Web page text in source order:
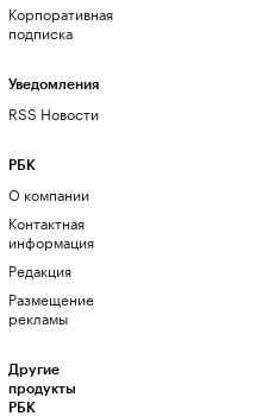
Корпоративная
подписка
Уведомления
RSS Новости
РБК
О компании
Контактная
информация
Редакция
Размещение
рекламы
Другие
продукты
РБК